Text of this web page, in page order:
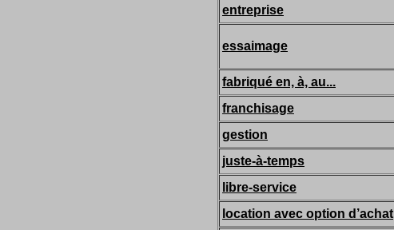
entreprise
essaimage
fabriqué en, à, au...
franchisage
gestion
juste-à-temps
libre-service
location avec option d’achat